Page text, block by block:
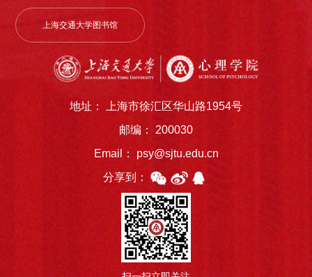
上海交通大学图书馆
地址： 上海市徐汇区华山路1954号
邮编： 200030
Email： psy@sjtu.edu.cn
分享到：